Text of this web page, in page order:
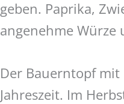
geben. Paprika,
angenehme Würze
Der Bauerntopf
Jahreszeit. Im